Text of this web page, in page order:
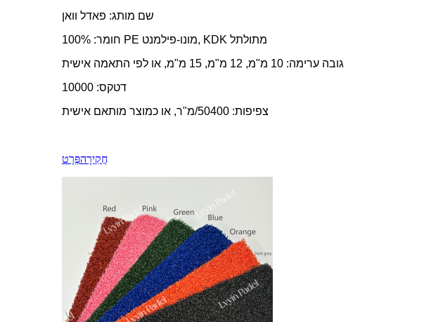
שם מותג: פאדל וואן
חומר: 100% PE מונו-פילמנט, KDK מתולתל
גובה ערימה: 10 מ"מ, 12 מ"מ, 15 מ"מ, או לפי התאמה אישית
דטקס: 10000
צפיפות: 50400/מ"ר, או כמוצר מותאם אישית
חֲקִירָהפְּרָט